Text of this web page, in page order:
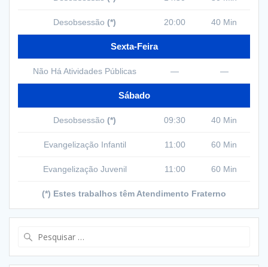
Desobsessão (*) 20:00 40 Min
Sexta-Feira
Não Há Atividades Públicas — —
Sábado
Desobsessão (*) 09:30 40 Min
Evangelização Infantil 11:00 60 Min
Evangelização Juvenil 11:00 60 Min
(*) Estes trabalhos têm Atendimento Fraterno